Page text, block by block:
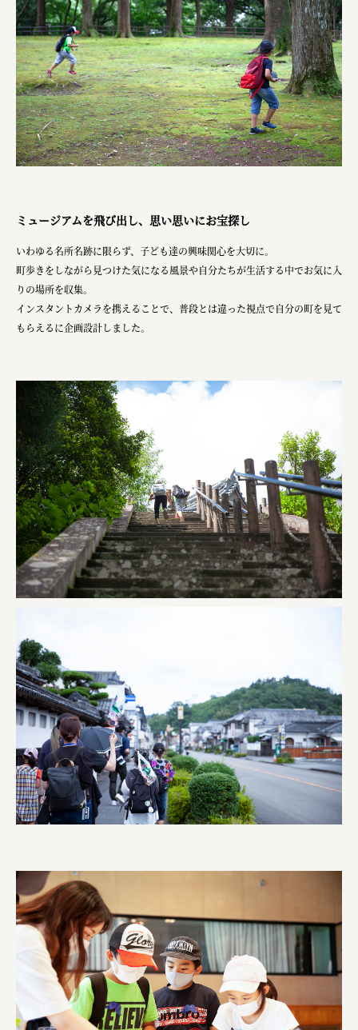
ミュージアムを飛び出し、思い思いにお宝探し
いわゆる名所名跡に限らず、子ども達の興味関心を大切に。
町歩きをしながら見つけた気になる風景や自分たちが生活する中でお気に入
りの場所を収集。
インスタントカメラを携えることで、普段とは違った視点で自分の町を見て
もらえるに企画設計しました。